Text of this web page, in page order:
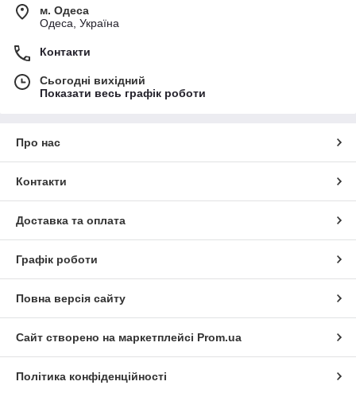
м. Одеса
Одеса, Україна
Контакти
Сьогодні вихідний
Показати весь графік роботи
Про нас
Контакти
Доставка та оплата
Графік роботи
Повна версія сайту
Сайт створено на маркетплейсі Prom.ua
Політика конфіденційності